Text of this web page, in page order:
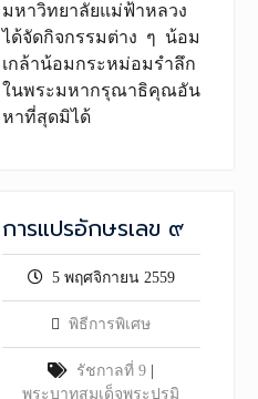
มหาวิทยาลัยแม่ฟ้าหลวง
ได้จัดกิจกรรมต่าง ๆ น้อม
เกล้าน้อมกระหม่อมรำลึก
ในพระมหากรุณาธิคุณอัน
หาที่สุดมิได้
การแปรอักษรเลข ๙
5 พฤศจิกายน 2559
พิธีการพิเศษ
รัชกาลที่ 9
พระบาทสมเด็จพระปรมิ